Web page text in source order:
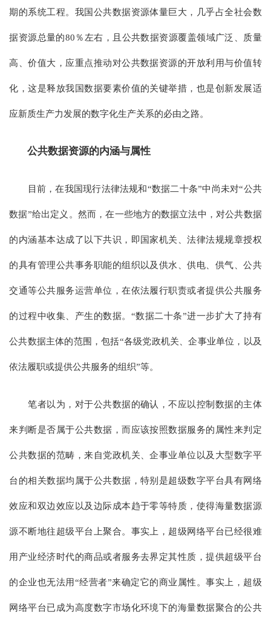
期的系统工程。我国公共数据资源体量巨大，几乎占全社会数
据资源总量的80％左右，且公共数据资源覆盖领域广泛、质量
高、价值大，应重点推动对公共数据资源的开放利用与价值转
化，这是释放我国数据要素价值的关键举措，也是创新发展适
应新质生产力发展的数字化生产关系的必由之路。
公共数据资源的内涵与属性
目前，在我国现行法律法规和“数据二十条”中尚未对“公共
数据”给出定义。然而，在一些地方的数据立法中，对公共数据
的内涵基本达成了以下共识，即国家机关、法律法规规章授权
的具有管理公共事务职能的组织以及供水、供电、供气、公共
交通等公共服务运营单位，在依法履行职责或者提供公共服务
的过程中收集、产生的数据。“数据二十条”进一步扩大了持有
公共数据主体的范围，包括“各级党政机关、企事业单位，以及
依法履职或提供公共服务的组织”等。
笔者以为，对于公共数据的确认，不应以控制数据的主体
来判断是否属于公共数据，而应该按照数据服务的属性来判定
公共数据的范畴，来自党政机关、企事业单位以及大型数字平
台的相关数据均属于公共数据，特别是超级数字平台具有网络
效应和双边效应以及边际成本趋于零等特质，使得海量数据源
源不断地往超级平台上聚合。事实上，超级网络平台已经很难
用产业经济时代的商品或者服务去界定其性质，提供超级平台
的企业也无法用“经营者”来确定它的商业属性。事实上，超级
网络平台已成为高度数字市场化环境下的海量数据聚合的公共